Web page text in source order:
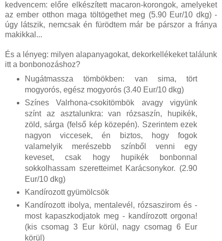
kedvencem: előre elkészített macaron-korongok, amelyeket
az ember otthon maga töltögethet meg (5.90 Eur/10 dkg) -
úgy látszik, nemcsak én fürödtem már be párszor a fránya
makikkal...
És a lényeg: milyen alapanyagokat, dekorkellékeket találunk
itt a bonbonozáshoz?
Nugátmassza tömbökben: van sima, tört
mogyorós, egész mogyorós (3.40 Eur/10 dkg)
Színes Valrhona-csokitömbök avagy vigyünk
színt az asztalunkra: van rózsaszín, hupikék,
zöld, sárga (felső kép közepén). Szerintem ezek
nagyon viccesek, én biztos, hogy fogok
valamelyik merészebb színből venni egy
keveset, csak hogy hupikék bonbonnal
sokkolhassam szeretteimet Karácsonykor. (2.90
Eur/10 dkg)
Kandírozott gyümölcsök
Kandírozott ibolya, mentalevél, rózsaszirom és -
most kapaszkodjatok meg - kandírozott orgona!
(kis csomag 3 Eur körül, nagy csomag 6 Eur
körül)